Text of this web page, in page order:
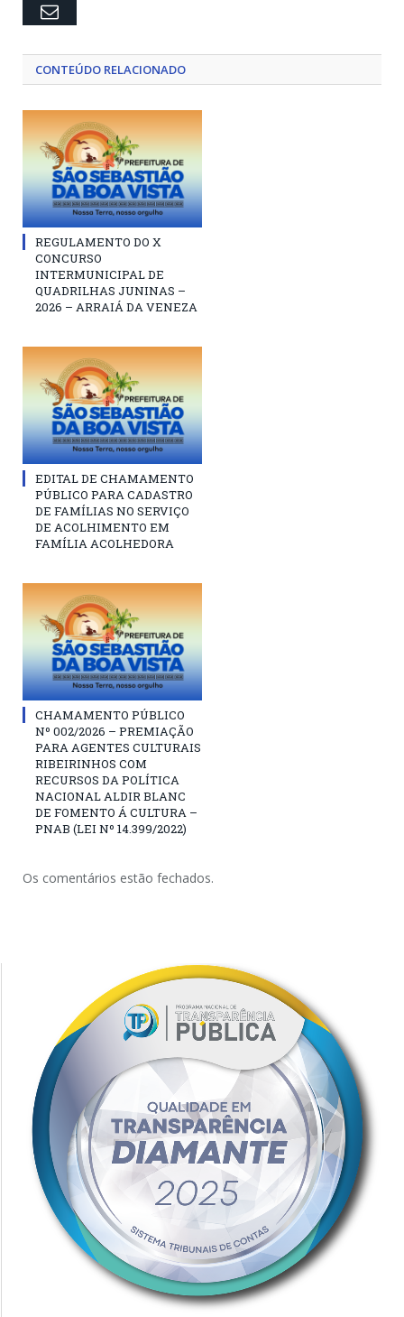
Email
CONTEÚDO RELACIONADO
REGULAMENTO DO X
CONCURSO
INTERMUNICIPAL DE
QUADRILHAS JUNINAS –
2026 – ARRAIÁ DA VENEZA
EDITAL DE CHAMAMENTO
PÚBLICO PARA CADASTRO
DE FAMÍLIAS NO SERVIÇO
DE ACOLHIMENTO EM
FAMÍLIA ACOLHEDORA
CHAMAMENTO PÚBLICO
Nº 002/2026 – PREMIAÇÃO
PARA AGENTES CULTURAIS
RIBEIRINHOS COM
RECURSOS DA POLÍTICA
NACIONAL ALDIR BLANC
DE FOMENTO Á CULTURA –
PNAB (LEI Nº 14.399/2022)
Os comentários estão fechados.